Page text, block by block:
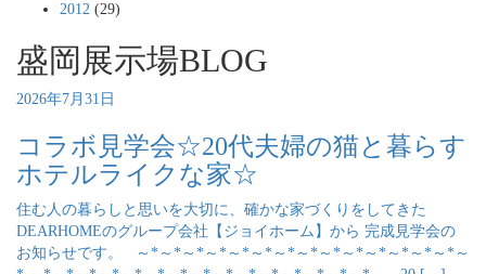
2012 (29)
盛岡展示場BLOG
2026年7月31日
コラボ見学会☆20代夫婦の猫と暮らす
ホテルライクな家☆
住む人の暮らしと思いを大切に、確かな家づくりをしてきた
DEARHOMEのグループ会社【ジョイホーム】から 完成見学会の
お知らせです。 ～*～*～*～*～*～*～*～*～*～*～*～*～*～*～